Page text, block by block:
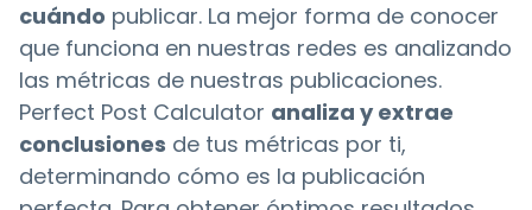
cuándo publicar. La mejor forma de conocer
que funciona en nuestras redes es analizando
las métricas de nuestras publicaciones.
Perfect Post Calculator analiza y extrae
conclusiones de tus métricas por ti,
determinando cómo es la publicación